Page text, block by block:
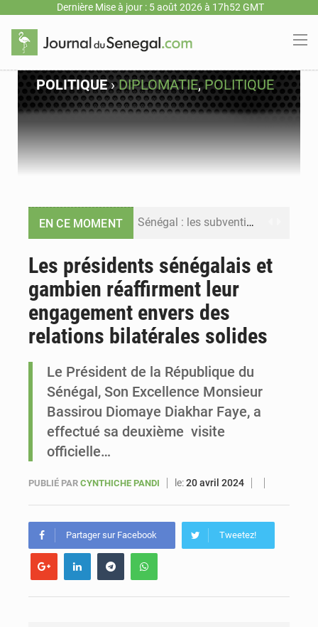
Dernière Mise à jour : 5 août 2026 à 17h52 GMT
POLITIQUE›DIPLOMATIE,POLITIQUE
EN CE MOMENT Sénégal : les subventions à l’énergie bondissent à 729 milliards FCFA pour contenir les prix des carburants et de l’électricité
Le vice-président de la Banque mondiale, Ousmane Diagana, est en visite au Sénégal
Les présidents sénégalais et
gambien réaffirment leur
engagement envers des
relations bilatérales solides
Le Président de la République du
Sénégal, Son Excellence Monsieur
Bassirou Diomaye Diakhar Faye, a
effectué sa deuxième visite
officielle…
PUBLIÉ PAR CYNTHICHE PANDI le:20 avril 2024
Partager sur Facebook Tweetez!